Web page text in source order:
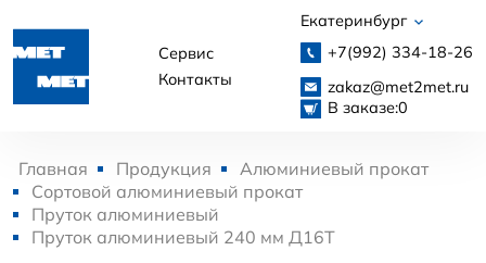
Сервис
Контакты
Екатеринбург
+7(992) 334-18-26
zakaz@met2met.ru
В заказе:0
Главная Продукция
Алюминиевый прокат
Сортовой алюминиевый прокат
Пруток алюминиевый
Пруток алюминиевый 240 мм Д16Т